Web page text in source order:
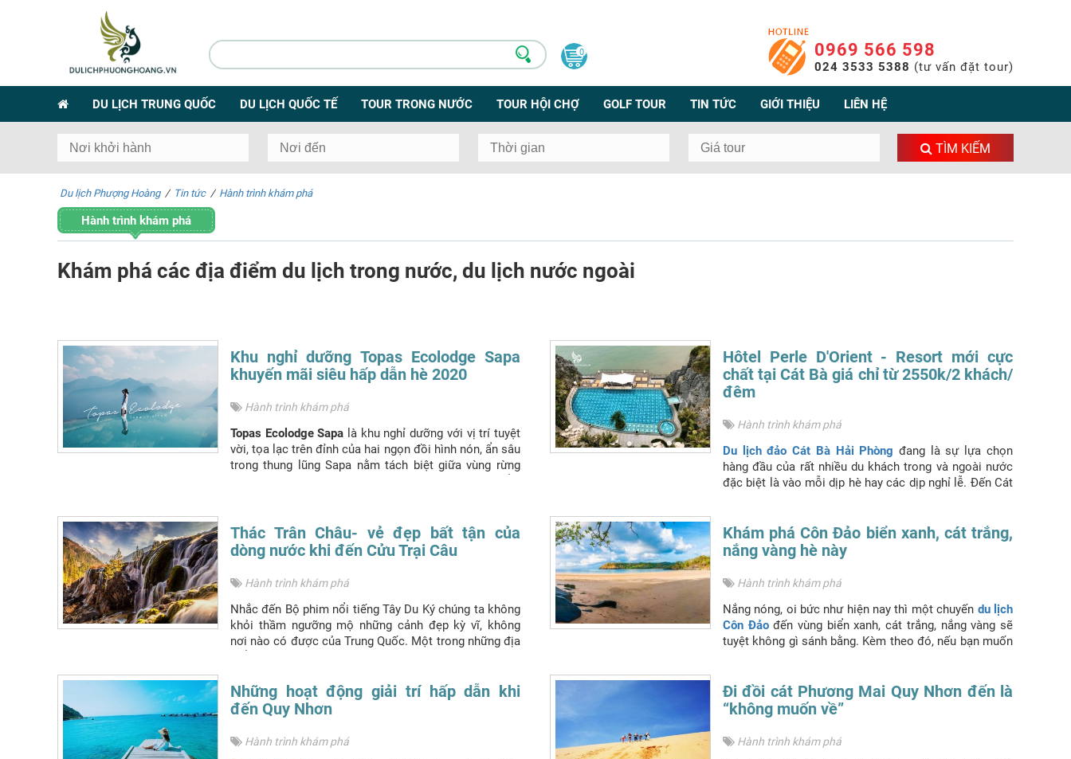
0 0969 566 598
024 3533 5388 (tư vấn đặt tour)
DU LỊCH TRUNG QUỐC DU LỊCH QUỐC TẾ TOUR TRONG NƯỚC TOUR HỘI CHỢ GOLF TOUR TIN TỨC GIỚI THIỆU LIÊN HỆ
TÌM KIẾM
Du lịch Phượng Hoàng / Tin tức / Hành trình khám phá
Hành trình khám phá
Khám phá các địa điểm du lịch trong nước, du lịch nước ngoài
Khu nghỉ dưỡng Topas Ecolodge Sapa
khuyến mãi siêu hấp dẫn hè 2020
Hành trình khám phá
Topas Ecolodge Sapa là khu nghỉ dưỡng với vị trí tuyệt
vời, tọa lạc trên đỉnh của hai ngọn đồi hình nón, ẩn sâu
trong thung lũng Sapa nằm tách biệt giữa vùng rừng
Hôtel Perle D'Orient - Resort mới cực
chất tại Cát Bà giá chỉ từ 2550k/2 khách/
đêm
Hành trình khám phá
Du lịch đảo Cát Bà Hải Phòng đang là sự lựa chọn
hàng đầu của rất nhiều du khách trong và ngoài nước
đặc biệt là vào mỗi dịp hè hay các dịp nghỉ lễ. Đến Cát
Resort mới cực chất tại nơi đây.
Thác Trân Châu- vẻ đẹp bất tận của
dòng nước khi đến Cửu Trại Câu
Hành trình khám phá
Nhắc đến Bộ phim nổi tiếng Tây Du Ký chúng ta không
khỏi thầm ngưỡng mộ những cảnh đẹp kỳ vĩ, không
nơi nào có được của Trung Quốc. Một trong những địa
phá vẻ đẹp nao lòng này bạn nhé!
Khám phá Côn Đảo biển xanh, cát trắng,
nắng vàng hè này
Hành trình khám phá
Nắng nóng, oi bức như hiện nay thì một chuyến du lịch
Côn Đảođến vùng biển xanh, cát trắng, nắng vàng sẽ
tuyệt không gì sánh bằng. Kèm theo đó, nếu bạn muốn
một lựa chọn lý tưởng vô cùng trong dịp hè này. Kể cả
khi bạn không biết chơi gì ở Côn Đảo thì với những trò
chơi vận động hay nằm dài trên bãi biển, Côn Đảo vẫn
rất chiều chuộng mọi yêu cầu của bạn.
Những hoạt động giải trí hấp dẫn khi
đến Quy Nhơn
Hành trình khám phá
Đi đồi cát Phương Mai Quy Nhơn đến là
“không muốn về”
Hành trình khám phá